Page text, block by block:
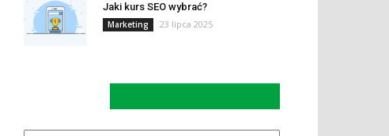
Jaki kurs SEO wybrać?
Marketing 23 lipca 2025
Kategorie